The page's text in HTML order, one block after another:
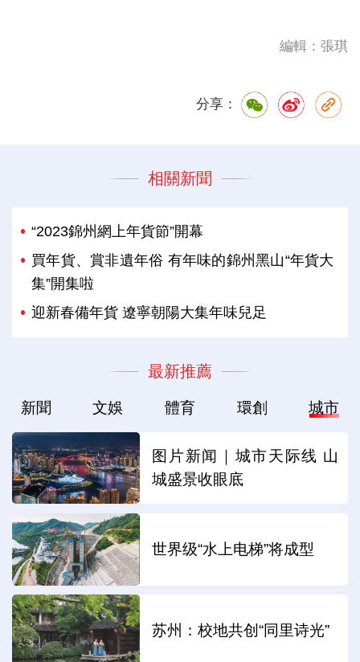
編輯：張琪
分享：
相關新聞
“2023錦州網上年貨節”開幕
買年貨、賞非遺年俗 有年味的錦州黑山“年貨大
集”開集啦
迎新春備年貨 遼寧朝陽大集年味兒足
最新推薦
新聞 文娛 體育 環創 城市
图片新闻｜城市天际线 山
城盛景收眼底
世界级“水上电梯”将成型
苏州：校地共创“同里诗光”